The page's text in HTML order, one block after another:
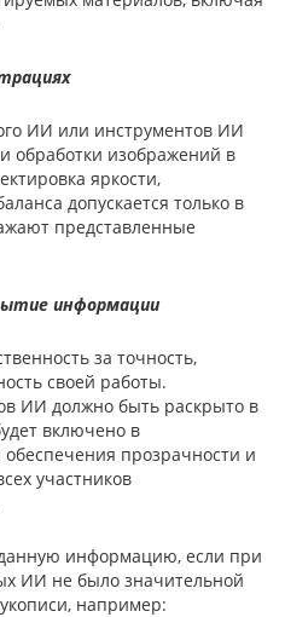
ИИ или инструментов ИИ
обработки изображений в
яркости,
допускается только в
представленные
информации
за точность,
своей работы.
ИИ должно быть раскрыто в
включено в
прозрачности и
участников
информацию, если при
ИИ не было значительной
например: